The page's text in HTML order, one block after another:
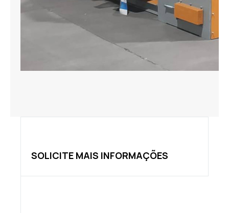
SOLICITE MAIS INFORMAÇÕES